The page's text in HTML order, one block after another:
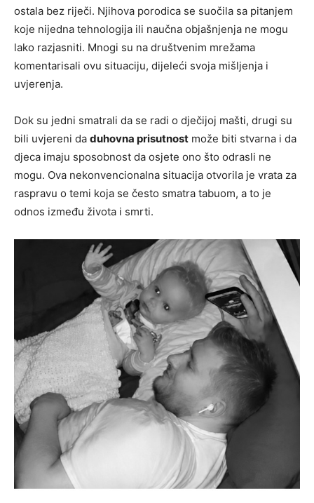
ostala bez riječi. Njihova porodica se suočila sa pitanjem
koje nijedna tehnologija ili naučna objašnjenja ne mogu
lako razjasniti. Mnogi su na društvenim mrežama
komentarisali ovu situaciju, dijeleći svoja mišljenja i
uvjerenja.
Dok su jedni smatrali da se radi o dječijoj mašti, drugi su
bili uvjereni da duhovna prisutnost može biti stvarna i da
djeca imaju sposobnost da osjete ono što odrasli ne
mogu. Ova nekonvencionalna situacija otvorila je vrata za
raspravu o temi koja se često smatra tabuom, a to je
odnos između života i smrti.